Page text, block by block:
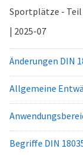
Sportplätze - Teil
| 2025-07
Änderungen DIN
Allgemeine
Begriffe DIN